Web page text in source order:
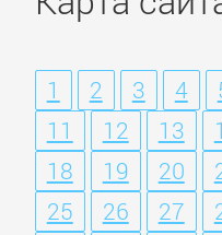
1 2 3 4
11
12 13
18
19 20
25
26 27